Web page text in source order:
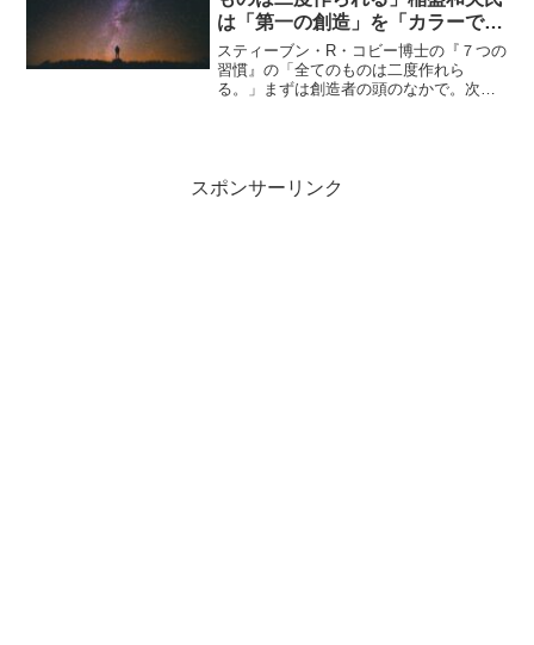
は「第一の創造」を「カラーで見
える鮮明なビジョン」にした。
スティーブン・R・コビー博士の『７つの
習慣』の「全てのものは二度作れら
る。」まずは創造者の頭のなかで。次に
スポンサーリンク